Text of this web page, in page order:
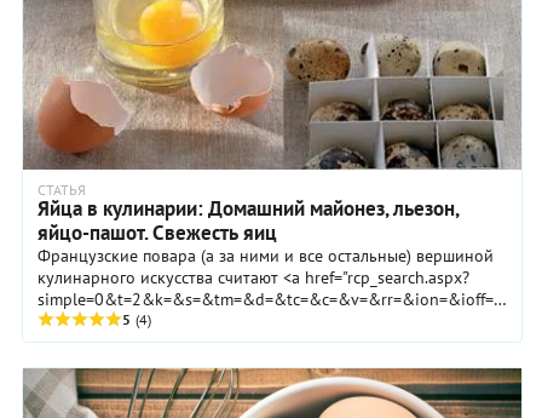
СТАТЬЯ
Яйца в кулинарии: Домашний майонез, льезон,
яйцо-пашот. Свежесть яиц
Французские повара (а за ними и все остальные) вершиной
кулинарного искусства считают <a href="rcp_search.aspx?
Все их многообразие можно свести к пяти основным видам
(по крайней мере, в европейской кулинарии): красный,
белый, томатный, яично-масляный, или голландский, и соус
на основе льезона. Так вот, два последних без <a
href="kb_prod.aspx?id_kb=99#99">яиц</a> приготовить
5 (4)